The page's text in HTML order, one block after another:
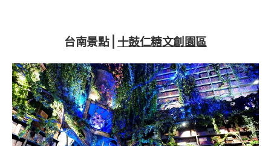
台南景點⎪ 十鼓仁糖文創園區